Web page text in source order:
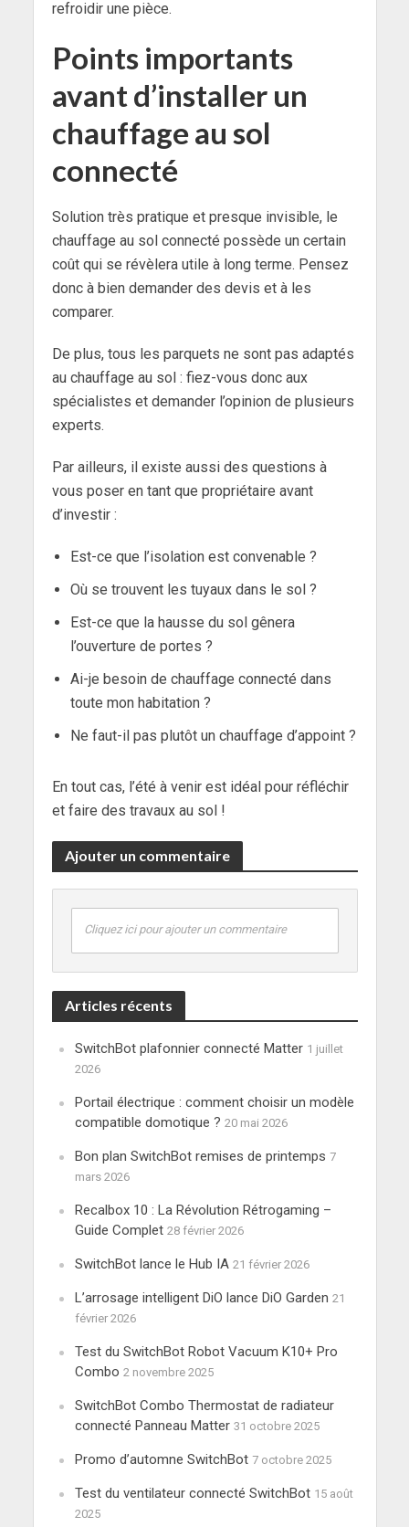
refroidir une pièce.
Points importants
avant d’installer un
chauffage au sol
connecté
Solution très pratique et presque invisible, le
chauffage au sol connecté possède un certain
coût qui se révèlera utile à long terme. Pensez
donc à bien demander des devis et à les
comparer.
De plus, tous les parquets ne sont pas adaptés
au chauffage au sol : fiez-vous donc aux
spécialistes et demander l’opinion de plusieurs
experts.
Par ailleurs, il existe aussi des questions à
vous poser en tant que propriétaire avant
d’investir :
Est-ce que l’isolation est convenable ?
Où se trouvent les tuyaux dans le sol ?
Est-ce que la hausse du sol gênera
l’ouverture de portes ?
Ai-je besoin de chauffage connecté dans
toute mon habitation ?
Ne faut-il pas plutôt un chauffage d’appoint ?
En tout cas, l’été à venir est idéal pour réfléchir
et faire des travaux au sol !
Ajouter un commentaire
Cliquez ici pour ajouter un commentaire
Articles récents
SwitchBot plafonnier connecté Matter 1 juillet
2026
Portail électrique : comment choisir un modèle
compatible domotique ? 20 mai 2026
Bon plan SwitchBot remises de printemps 7
mars 2026
Recalbox 10 : La Révolution Rétrogaming –
Guide Complet 28 février 2026
SwitchBot lance le Hub IA 21 février 2026
L’arrosage intelligent DiO lance DiO Garden 21
février 2026
Test du SwitchBot Robot Vacuum K10+ Pro
Combo 2 novembre 2025
SwitchBot Combo Thermostat de radiateur
connecté Panneau Matter 31 octobre 2025
Promo d’automne SwitchBot 7 octobre 2025
Test du ventilateur connecté SwitchBot 15 août
2025